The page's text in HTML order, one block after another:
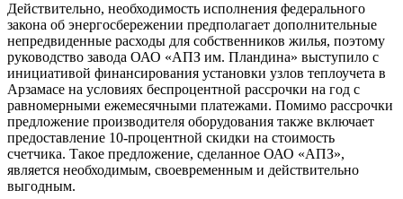
Действительно, необходимость исполнения федерального
закона об энергосбережении предполагает дополнительные
непредвиденные расходы для собственников жилья, поэтому
руководство завода ОАО «АПЗ им. Пландина» выступило с
инициативой финансирования установки узлов теплоучета в
Арзамасе на условиях беспроцентной рассрочки на год с
равномерными ежемесячными платежами. Помимо рассрочки
предложение производителя оборудования также включает
предоставление 10-процентной скидки на стоимость
счетчика. Такое предложение, сделанное ОАО «АПЗ»,
является необходимым, своевременным и действительно
выгодным.